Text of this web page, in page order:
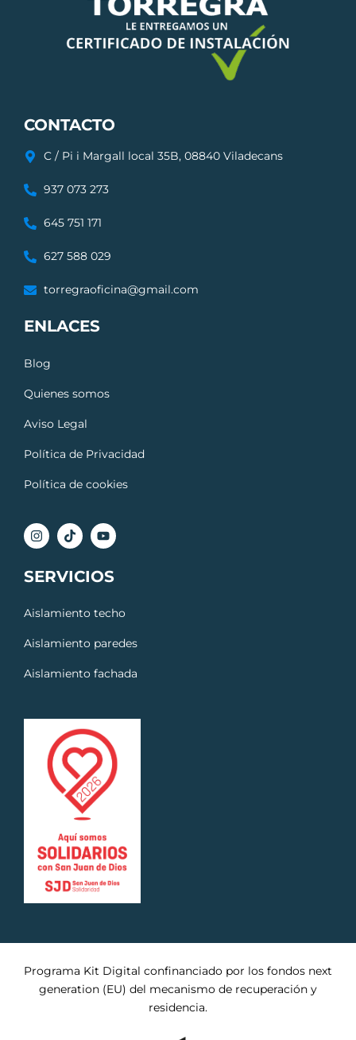
CONTACTO
C / Pi i Margall local 35B, 08840 Viladecans
937 073 273
645 751 171
627 588 029
torregraoficina@gmail.com
ENLACES
Blog
Quienes somos
Aviso Legal
Política de Privacidad
Política de cookies
SERVICIOS
Aislamiento techo
Aislamiento paredes
Aislamiento fachada
Programa Kit Digital confinanciado por los fondos next
generation (EU) del mecanismo de recuperación y
residencia.